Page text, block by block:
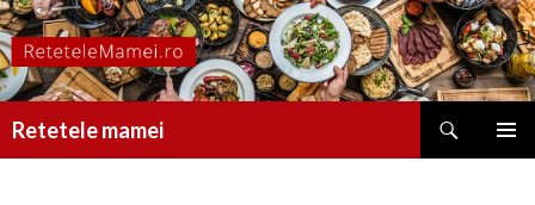
Retetele mamei